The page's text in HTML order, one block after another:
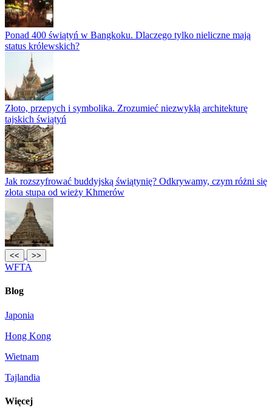
Ponad 400 świątyń w Bangkoku. Dlaczego tylko nieliczne mają
status królewskich?
Złoto, przepych i symbolika. Zrozumieć niezwykłą architekturę
tajskich świątyń
Jak rozszyfrować buddyjską świątynię? Odkrywamy, czym różni się
złota stupa od wieży Khmerów
<< >>
WFTA
Blog
Japonia
Hong Kong
Wietnam
Tajlandia
Więcej